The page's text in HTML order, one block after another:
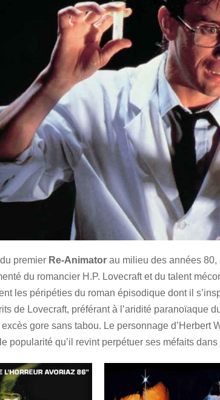
premier Re-Animator au milieu des années
du romancier H.P. Lovecraft et du talent
les péripéties du roman épisodique dont il
de Lovecraft, préférant à l’aridité paranoïaque
gore sans tabou. Le personnage d’Herbert
popularité qu’il revint perpétuer ses méfaits